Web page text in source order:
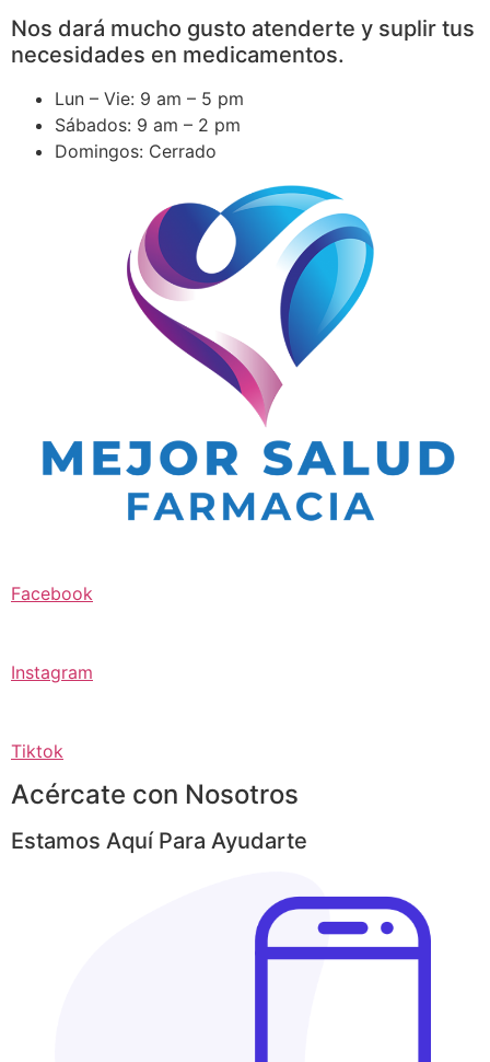
Nos dará mucho gusto atenderte y suplir tus
necesidades en medicamentos.
Lun – Vie: 9 am – 5 pm
Sábados: 9 am – 2 pm
Domingos: Cerrado
Facebook
Instagram
Tiktok
Acércate con Nosotros
Estamos Aquí Para Ayudarte